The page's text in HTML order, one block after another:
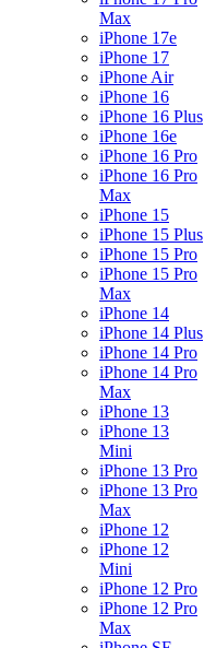
Max
iPhone 17e
iPhone 17
iPhone Air
iPhone 16
iPhone 16 Plus
iPhone 16e
iPhone 16 Pro
iPhone 16 Pro
Max
iPhone 15
iPhone 15 Plus
iPhone 15 Pro
iPhone 15 Pro
Max
iPhone 14
iPhone 14 Plus
iPhone 14 Pro
iPhone 14 Pro
Max
iPhone 13
iPhone 13
Mini
iPhone 13 Pro
iPhone 13 Pro
Max
iPhone 12
iPhone 12
Mini
iPhone 12 Pro
iPhone 12 Pro
Max